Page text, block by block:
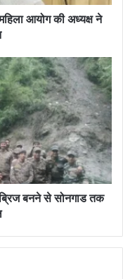
आयोग की अध्यक्ष ने
बनने से सोनगाड तक